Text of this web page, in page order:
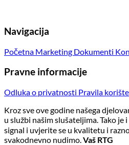
Navigacija
Početna Marketing Dokumenti
Pravne informacije
Odluka o privatnosti Pravila
Kroz sve ove godine našega
u službi našim slušateljima. Tako je
signal i uvjerite se u kvalitetu i
svakodnevno nudimo.Vaš RTG